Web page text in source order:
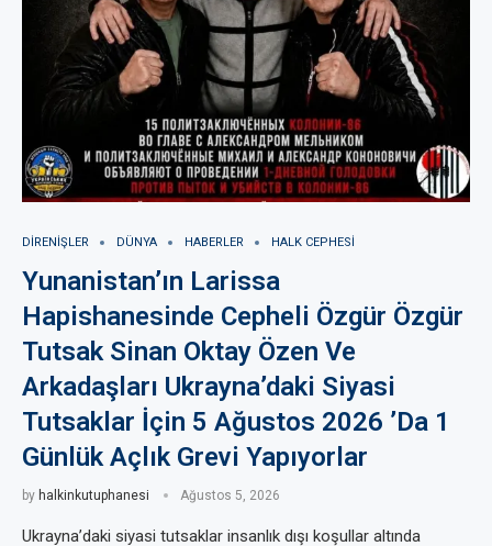
DIRENIŞLER DÜNYA HABERLER HALK CEPHESI
Yunanistan’ın Larissa
Hapishanesinde Cepheli Özgür Özgür
Tutsak Sinan Oktay Özen Ve
Arkadaşları Ukrayna’daki Siyasi
Tutsaklar İçin 5 Ağustos 2026 ’Da 1
Günlük Açlık Grevi Yapıyorlar
by halkinkutuphanesi Ağustos 5, 2026
Ukrayna’daki siyasi tutsaklar insanlık dışı koşullar altında